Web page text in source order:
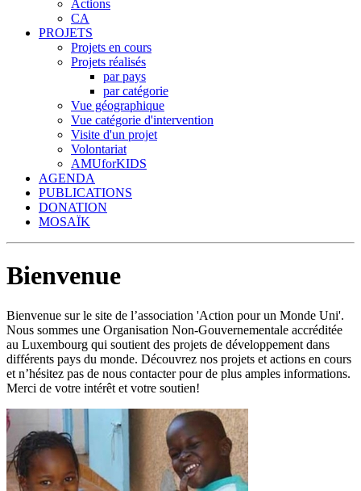
Actions
CA
PROJETS
Projets en cours
Projets réalisés
par pays
par catégorie
Vue géographique
Vue catégorie d'intervention
Visite d'un projet
Volontariat
AMUforKIDS
AGENDA
PUBLICATIONS
DONATION
MOSAÏK
Bienvenue
Bienvenue sur le site de l’association 'Action pour un Monde Uni'.
Nous sommes une Organisation Non-Gouvernementale accréditée
au Luxembourg qui soutient des projets de développement dans
différents pays du monde. Découvrez nos projets et actions en cours
et n’hésitez pas de nous contacter pour de plus amples informations.
Merci de votre intérêt et votre soutien!